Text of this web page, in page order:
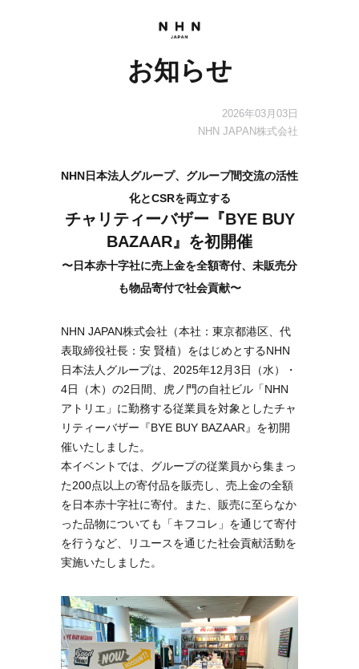
お知らせ
2026年03月03日
NHN JAPAN株式会社
NHN日本法人グループ、グループ間交流の活性
化とCSRを両立する
チャリティーバザー『BYE BUY
BAZAAR』を初開催
〜日本赤十字社に売上金を全額寄付、未販売分
も物品寄付で社会貢献〜
NHN JAPAN株式会社（本社：東京都港区、代
表取締役社長：安 賢植）をはじめとするNHN
日本法人グループは、2025年12月3日（水）・
4日（木）の2日間、虎ノ門の自社ビル「NHN
アトリエ」に勤務する従業員を対象としたチャ
リティーバザー『BYE BUY BAZAAR』を初開
催いたしました。
本イベントでは、グループの従業員から集まっ
た200点以上の寄付品を販売し、売上金の全額
を日本赤十字社に寄付。また、販売に至らなか
った品物についても「キフコレ」を通じて寄付
を行うなど、リユースを通じた社会貢献活動を
実施いたしました。